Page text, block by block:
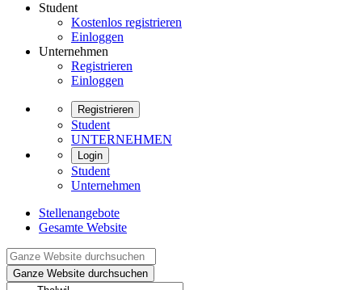
Student
Kostenlos registrieren
Einloggen
Unternehmen
Registrieren
Einloggen
Registrieren
Student
UNTERNEHMEN
Login
Student
Unternehmen
Stellenangebote
Gesamte Website